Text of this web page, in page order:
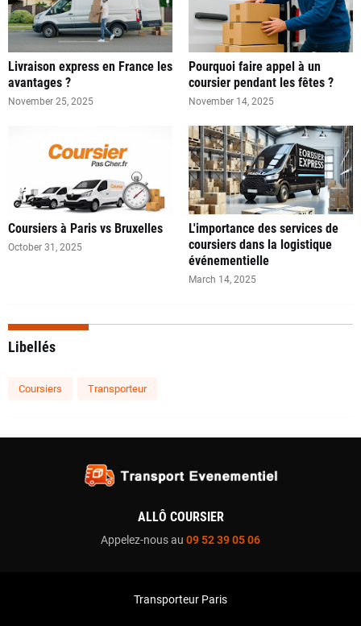
Livraison express en France les
avantages ?
November 25, 2025
Pourquoi faire appel à un
coursier pendant les fêtes ?
November 14, 2025
Coursiers à Paris vs Bruxelles
October 31, 2025
L'importance des services de
coursiers dans la logistique
événementielle
March 14, 2025
Libellés
Coursiers Transporteur
ALLÔ COURSIER
Appelez-nous au 09 52 39 05 06
Transporteur Paris